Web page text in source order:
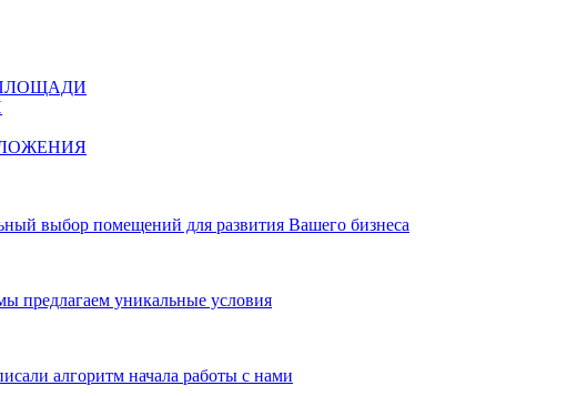
выбор помещений для развития Вашего бизнеса
предлагаем уникальные условия
алгоритм начала работы с нами